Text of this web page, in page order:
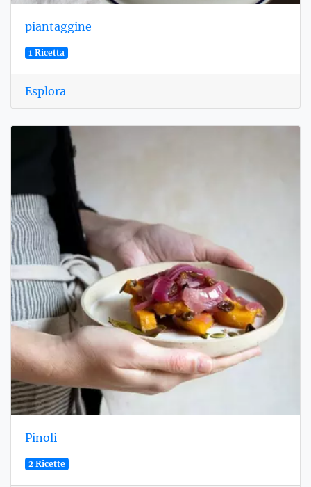
piantaggine
1 Ricetta
Esplora
Pinoli
2 Ricette